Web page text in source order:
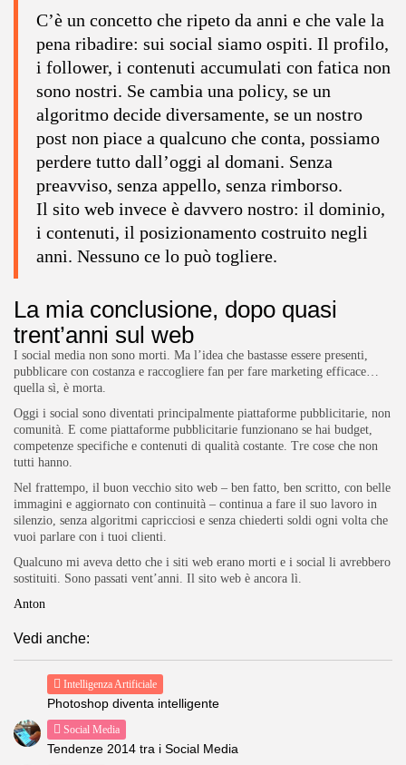
C’è un concetto che ripeto da anni e che vale la
pena ribadire: sui social siamo ospiti. Il profilo,
i follower, i contenuti accumulati con fatica non
sono nostri. Se cambia una policy, se un
algoritmo decide diversamente, se un nostro
post non piace a qualcuno che conta, possiamo
perdere tutto dall’oggi al domani. Senza
preavviso, senza appello, senza rimborso.
Il sito web invece è davvero nostro: il dominio,
i contenuti, il posizionamento costruito negli
anni. Nessuno ce lo può togliere.
La mia conclusione, dopo quasi
trent’anni sul web
I social media non sono morti. Ma l’idea che bastasse essere presenti,
pubblicare con costanza e raccogliere fan per fare marketing efficace…
quella sì, è morta.
Oggi i social sono diventati principalmente piattaforme pubblicitarie, non
comunità. E come piattaforme pubblicitarie funzionano se hai budget,
competenze specifiche e contenuti di qualità costante. Tre cose che non
tutti hanno.
Nel frattempo, il buon vecchio sito web – ben fatto, ben scritto, con belle
immagini e aggiornato con continuità – continua a fare il suo lavoro in
silenzio, senza algoritmi capricciosi e senza chiederti soldi ogni volta che
vuoi parlare con i tuoi clienti.
Qualcuno mi aveva detto che i siti web erano morti e i social li avrebbero
sostituiti. Sono passati vent’anni. Il sito web è ancora lì.
Anton
Vedi anche:
Intelligenza Artificiale
Photoshop diventa intelligente
Social Media
Tendenze 2014 tra i Social Media